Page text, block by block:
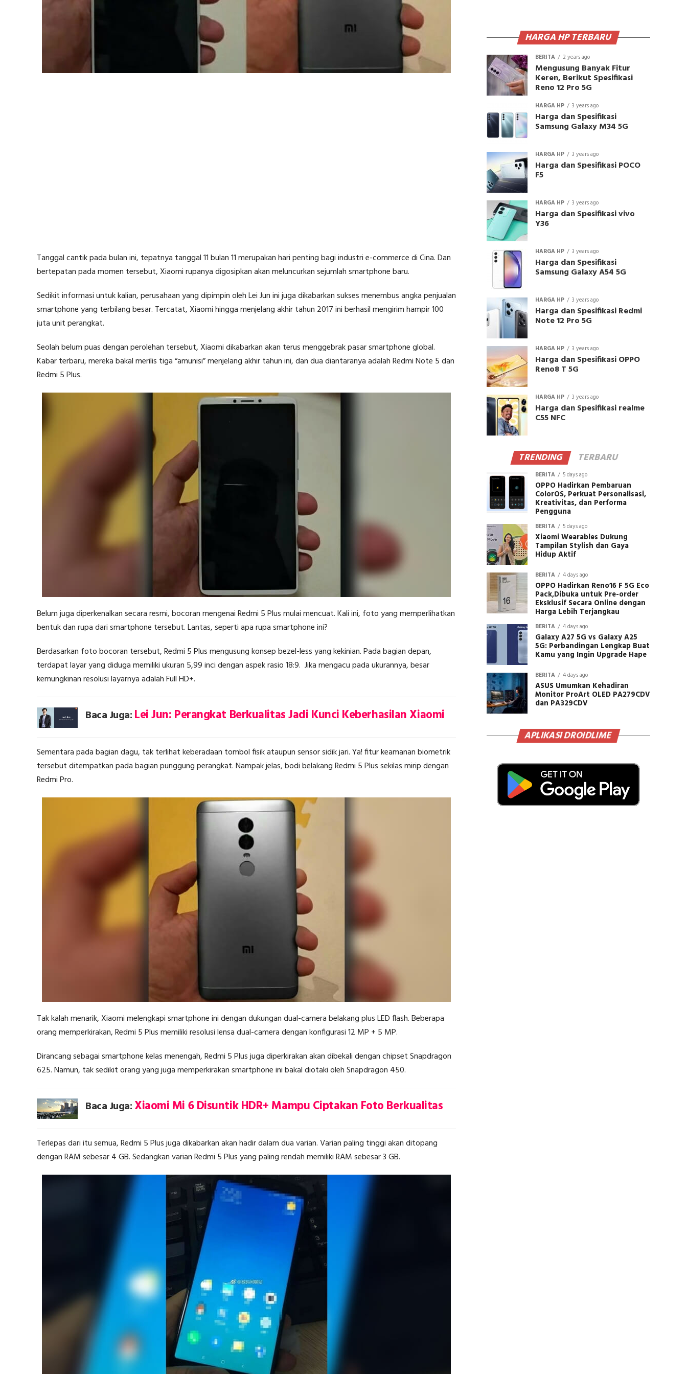
Tanggal cantik pada bulan ini, tepatnya tanggal 11 bulan 11 merupakan hari penting bagi industri e-commerce di Cina. Dan
bertepatan pada momen tersebut, Xiaomi rupanya digosipkan akan meluncurkan sejumlah smartphone baru.
Sedikit informasi untuk kalian, perusahaan yang dipimpin oleh Lei Jun ini juga dikabarkan sukses menembus angka penjualan
smartphone yang terbilang besar. Tercatat, Xiaomi hingga menjelang akhir tahun 2017 ini berhasil mengirim hampir 100
juta unit perangkat.
Seolah belum puas dengan perolehan tersebut, Xiaomi dikabarkan akan terus menggebrak pasar smartphone global.
Kabar terbaru, mereka bakal merilis tiga “amunisi” menjelang akhir tahun ini, dan dua diantaranya adalah Redmi Note 5 dan
Redmi 5 Plus.
Belum juga diperkenalkan secara resmi, bocoran mengenai Redmi 5 Plus mulai mencuat. Kali ini, foto yang memperlihatkan
bentuk dan rupa dari smartphone tersebut. Lantas, seperti apa rupa smartphone ini?
Berdasarkan foto bocoran tersebut, Redmi 5 Plus mengusung konsep bezel-less yang kekinian. Pada bagian depan,
terdapat layar yang diduga memiliki ukuran 5,99 inci dengan aspek rasio 18:9. Jika mengacu pada ukurannya, besar
kemungkinan resolusi layarnya adalah Full HD+.
Baca Juga:Lei Jun: Perangkat Berkualitas Jadi Kunci Keberhasilan Xiaomi
Sementara pada bagian dagu, tak terlihat keberadaan tombol fisik ataupun sensor sidik jari. Ya! fitur keamanan biometrik
tersebut ditempatkan pada bagian punggung perangkat. Nampak jelas, bodi belakang Redmi 5 Plus sekilas mirip dengan
Redmi Pro.
Tak kalah menarik, Xiaomi melengkapi smartphone ini dengan dukungan dual-camera belakang plus LED flash. Beberapa
orang memperkirakan, Redmi 5 Plus memiliki resolusi lensa dual-camera dengan konfigurasi 12 MP + 5 MP.
Dirancang sebagai smartphone kelas menengah, Redmi 5 Plus juga diperkirakan akan dibekali dengan chipset Snapdragon
625. Namun, tak sedikit orang yang juga memperkirakan smartphone ini bakal diotaki oleh Snapdragon 450.
Baca Juga:Xiaomi Mi 6 Disuntik HDR+ Mampu Ciptakan Foto Berkualitas
Terlepas dari itu semua, Redmi 5 Plus juga dikabarkan akan hadir dalam dua varian. Varian paling tinggi akan ditopang
dengan RAM sebesar 4 GB. Sedangkan varian Redmi 5 Plus yang paling rendah memiliki RAM sebesar 3 GB.
HARGA HP TERBARU
BERITA 2 years ago
Mengusung Banyak Fitur
Keren, Berikut Spesifikasi
Reno 12 Pro 5G
HARGA HP 3 years ago
Harga dan Spesifikasi
Samsung Galaxy M34 5G
HARGA HP 3 years ago
Harga dan Spesifikasi POCO
F5
HARGA HP 3 years ago
Harga dan Spesifikasi vivo
Y36
HARGA HP 3 years ago
Harga dan Spesifikasi
Samsung Galaxy A54 5G
HARGA HP 3 years ago
Harga dan Spesifikasi Redmi
Note 12 Pro 5G
HARGA HP 3 years ago
Harga dan Spesifikasi OPPO
Reno8 T 5G
HARGA HP 3 years ago
Harga dan Spesifikasi realme
C55 NFC
TRENDING TERBARU
BERITA 5 days ago
OPPO Hadirkan Pembaruan
ColorOS, Perkuat Personalisasi,
Kreativitas, dan Performa
Pengguna
BERITA 5 days ago
Xiaomi Wearables Dukung
Tampilan Stylish dan Gaya
Hidup Aktif
BERITA 4 days ago
OPPO Hadirkan Reno16 F 5G Eco
Pack,Dibuka untuk Pre-order
Eksklusif Secara Online dengan
Harga Lebih Terjangkau
BERITA 4 days ago
Galaxy A27 5G vs Galaxy A25
5G: Perbandingan Lengkap Buat
Kamu yang Ingin Upgrade Hape
BERITA 4 days ago
ASUS Umumkan Kehadiran
Monitor ProArt OLED PA279CDV
dan PA329CDV
APLIKASI DROIDLIME